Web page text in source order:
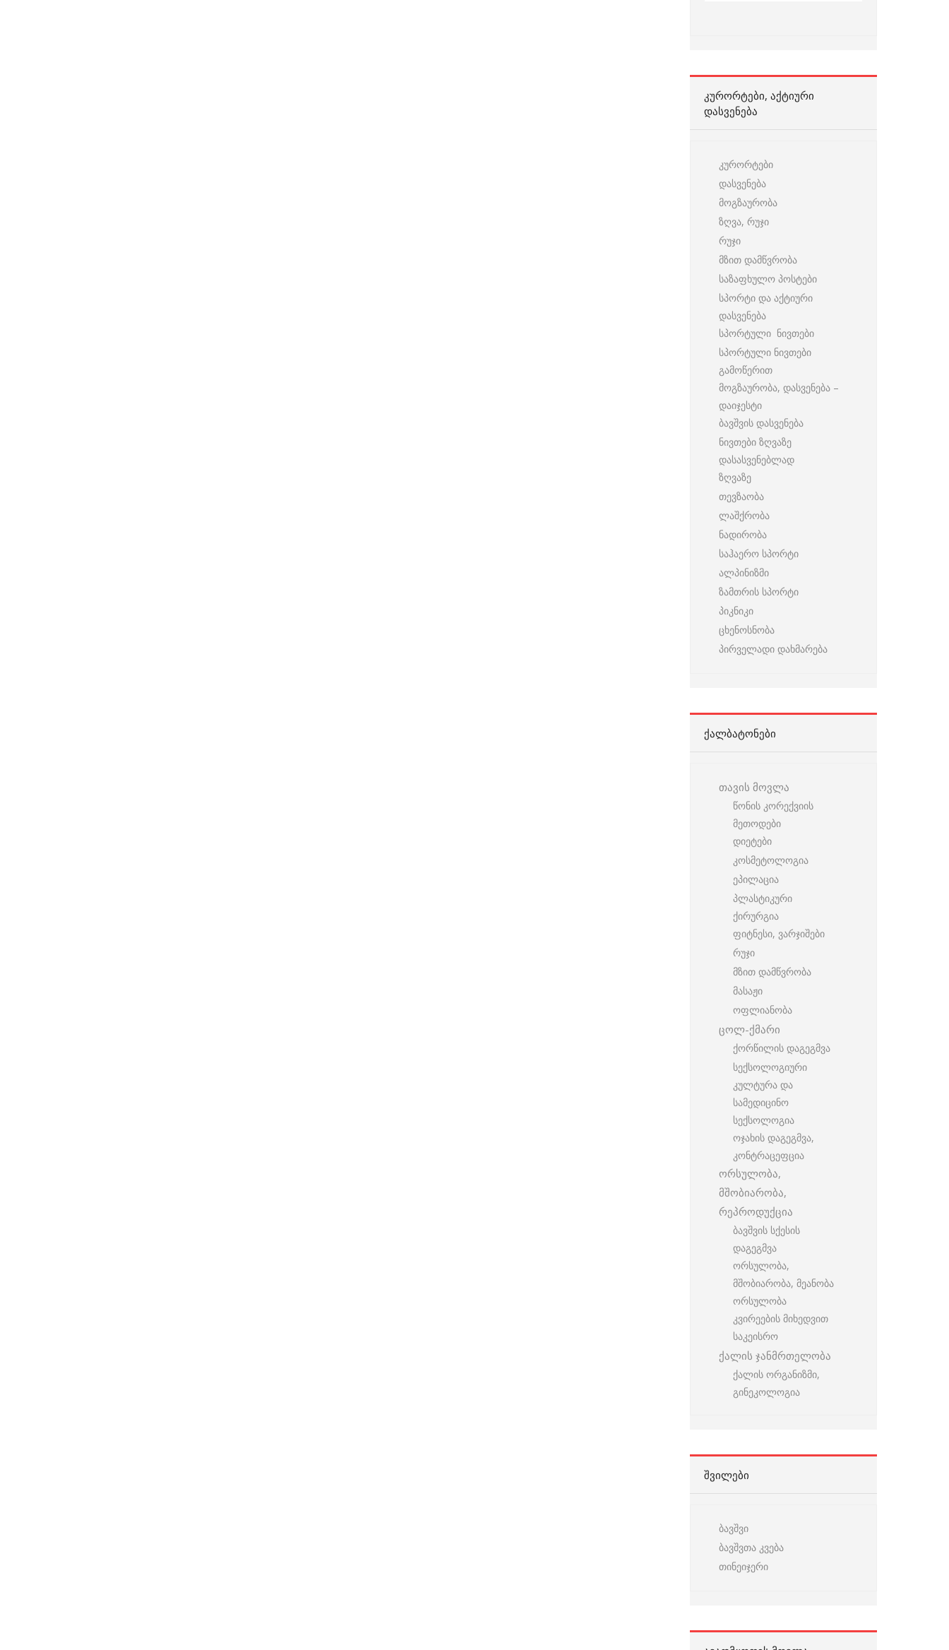
ᲙᲣᲠᲝᲠᲢᲔᲑᲘ, ᲐᲥᲢᲘᲣᲠᲘ
ᲓᲐᲡᲕᲔᲜᲔᲑᲐ
კურორტები
დასვენება
მოგზაურობა
ზღვა, რუჯი
რუჯი
მზით დამწვრობა
საზაფხულო პოსტები
სპორტი და აქტიური
დასვენება
სპორტული ნივთები
სპორტული ნივთები
გამოწერით
მოგზაურობა, დასვენება –
დაიჯესტი
ბავშვის დასვენება
ნივთები ზღვაზე
დასასვენებლად
ზღვაზე
თევზაობა
ლაშქრობა
ნადირობა
საჰაერო სპორტი
ალპინიზმი
ზამთრის სპორტი
პიკნიკი
ცხენოსნობა
პირველადი დახმარება
ᲥᲐᲚᲑᲐᲢᲝᲜᲔᲑᲘ
თავის მოვლა
წონის კორექვიის
მეთოდები
დიეტები
კოსმეტოლოგია
ეპილაცია
პლასტიკური
ქირურგია
ფიტნესი, ვარჯიშები
რუჯი
მზით დამწვრობა
მასაჟი
ოფლიანობა
ცოლ-ქმარი
ქორწილის დაგეგმვა
სექსოლოგიური
კულტურა და
სამედიცინო
სექსოლოგია
ოჯახის დაგეგმვა,
კონტრაცეფცია
ორსულობა,
მშობიარობა,
რეპროდუქცია
ბავშვის სქესის
დაგეგმვა
ორსულობა,
მშობიარობა, მეანობა
ორსულობა
კვირეების მიხედვით
საკეისრო
ქალის ჯანმრთელობა
ქალის ორგანიზმი,
გინეკოლოგია
ᲨᲕᲘᲚᲔᲑᲘ
ბავშვი
ბავშვთა კვება
თინეიჯერი